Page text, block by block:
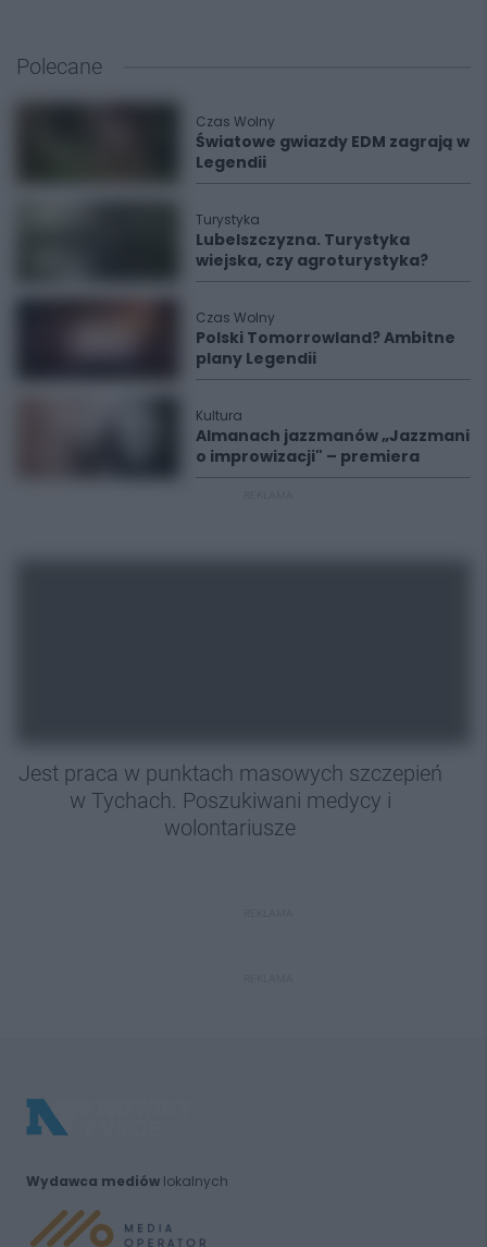
Polecane
Czas Wolny
Światowe gwiazdy EDM zagrają w
Legendii
Turystyka
Lubelszczyzna. Turystyka
wiejska, czy agroturystyka?
Czas Wolny
Polski Tomorrowland? Ambitne
plany Legendii
Kultura
Almanach jazzmanów „Jazzmani
o improwizacji" – premiera
Jest praca w punktach masowych szczepień
w Tychach. Poszukiwani medycy i
wolontariusze
Wydawca mediówlokalnych